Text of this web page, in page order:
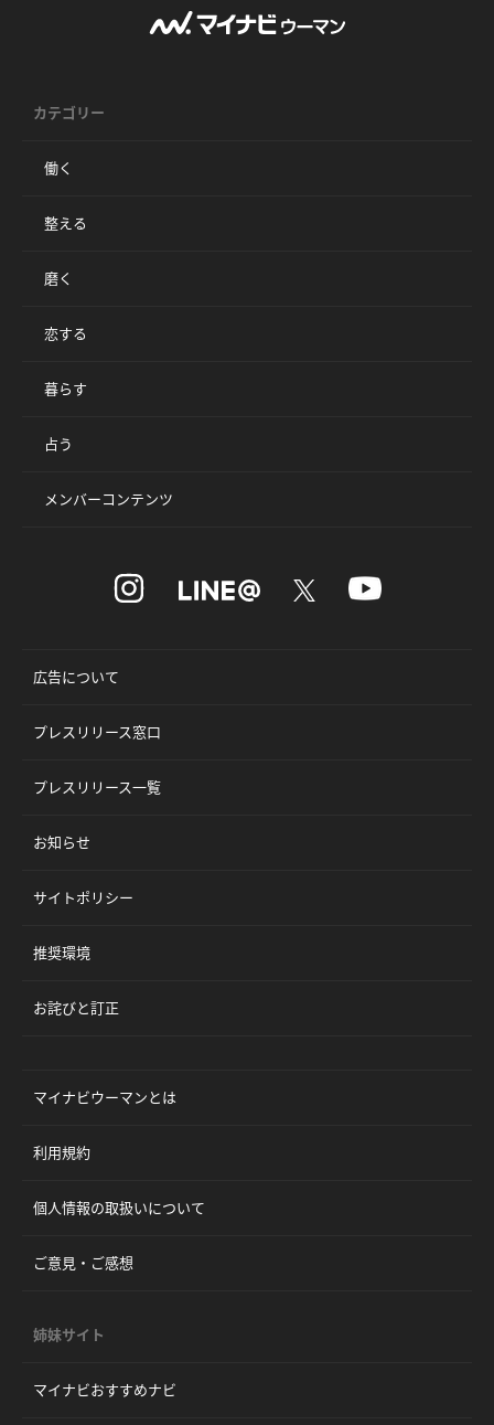
カテゴリー
働く
整える
磨く
恋する
暮らす
占う
メンバーコンテンツ
広告について
プレスリリース窓口
プレスリリース一覧
お知らせ
サイトポリシー
推奨環境
お詫びと訂正
マイナビウーマンとは
利用規約
個人情報の取扱いについて
ご意見・ご感想
姉妹サイト
マイナビおすすめナビ